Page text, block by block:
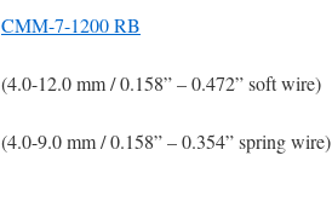
CMM-7-1200 RB
(4.0-12.0 mm / 0.158” – 0.472” soft wire)
(4.0-9.0 mm / 0.158” – 0.354” spring wire)